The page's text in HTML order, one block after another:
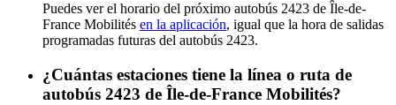
Puedes ver el horario del próximo autobús 2423 de Île-de-
France Mobilités en la aplicación, igual que la hora de salidas
programadas futuras del autobús 2423.
¿Cuántas estaciones tiene la línea o ruta de
autobús 2423 de Île-de-France Mobilités?